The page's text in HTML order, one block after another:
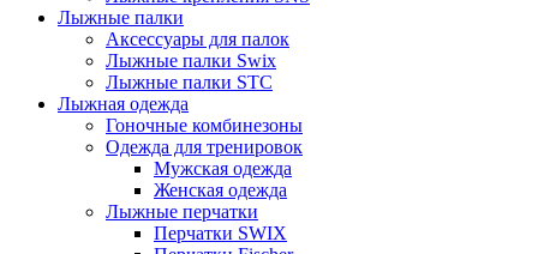
Лыжные палки
Аксессуары для палок
Лыжные палки Swix
Лыжные палки STC
Лыжная одежда
Гоночные комбинезоны
Одежда для тренировок
Мужская одежда
Женская одежда
Лыжные перчатки
Перчатки SWIX